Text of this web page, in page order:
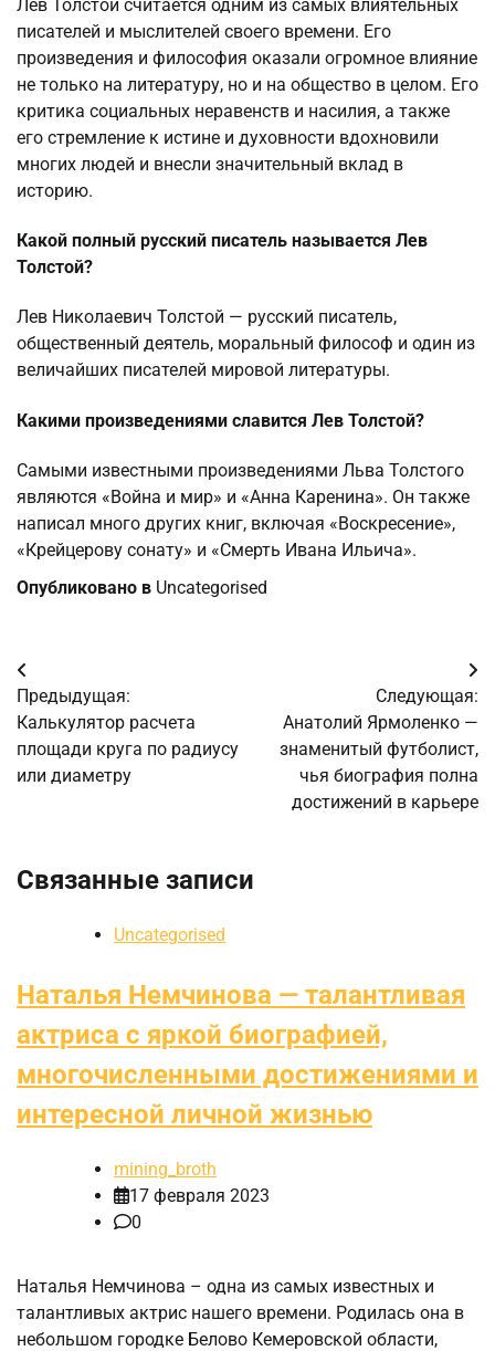
Лев Толстой считается одним из самых влиятельных
писателей и мыслителей своего времени. Его
произведения и философия оказали огромное влияние
не только на литературу, но и на общество в целом. Его
критика социальных неравенств и насилия, а также
его стремление к истине и духовности вдохновили
многих людей и внесли значительный вклад в
историю.
Какой полный русский писатель называется Лев
Толстой?
Лев Николаевич Толстой — русский писатель,
общественный деятель, моральный философ и один из
величайших писателей мировой литературы.
Какими произведениями славится Лев Толстой?
Самыми известными произведениями Льва Толстого
являются «Война и мир» и «Анна Каренина». Он также
написал много других книг, включая «Воскресение»,
«Крейцерову сонату» и «Смерть Ивана Ильича».
Опубликовано в Uncategorised
Навигация
по
записям
Предыдущая:
Калькулятор расчета
площади круга по радиусу
или диаметру
Следующая:
Анатолий Ярмоленко —
знаменитый футболист,
чья биография полна
достижений в карьере
Связанные записи
Uncategorised
Наталья Немчинова — талантливая
актриса с яркой биографией,
многочисленными достижениями и
интересной личной жизнью
mining_broth
17 февраля 2023
0
Наталья Немчинова – одна из самых известных и
талантливых актрис нашего времени. Родилась она в
небольшом городке Белово Кемеровской области,